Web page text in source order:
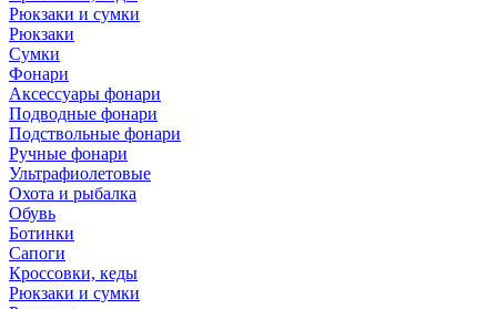
Рюкзаки и сумки
Рюкзаки
Сумки
Фонари
Аксессуары фонари
Подводные фонари
Подствольные фонари
Ручные фонари
Ультрафиолетовые
Охота и рыбалка
Обувь
Ботинки
Сапоги
Кроссовки, кеды
Рюкзаки и сумки